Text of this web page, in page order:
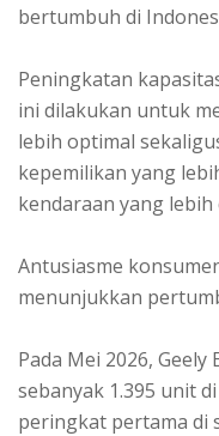
bertumbuh di
Peningkatan
ini dilakukan untuk
lebih optimal
kepemilikan yang
kendaraan yang lebih
Antusiasme
menunjukkan
Pada Mei 2026,
sebanyak 1.395 unit
peringkat pertama di